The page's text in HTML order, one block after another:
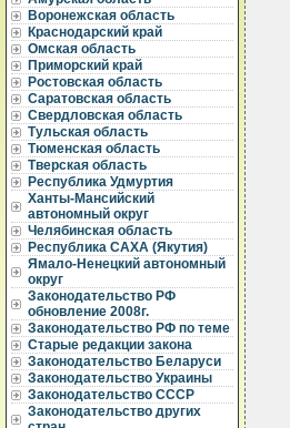
Воронежская область
Краснодарский край
Омская область
Приморский край
Ростовская область
Саратовская область
Свердловская область
Тульская область
Тюменская область
Тверская область
Республика Удмуртия
Ханты-Мансийский
автономный округ
Челябинская область
Республика САХА (Якутия)
Ямало-Ненецкий автономный
округ
Законодательство РФ
обновление 2008г.
Законодательство РФ по теме
Старые редакции закона
Законодательство Беларуси
Законодательство Украины
Законодательство СССР
Законодательство других